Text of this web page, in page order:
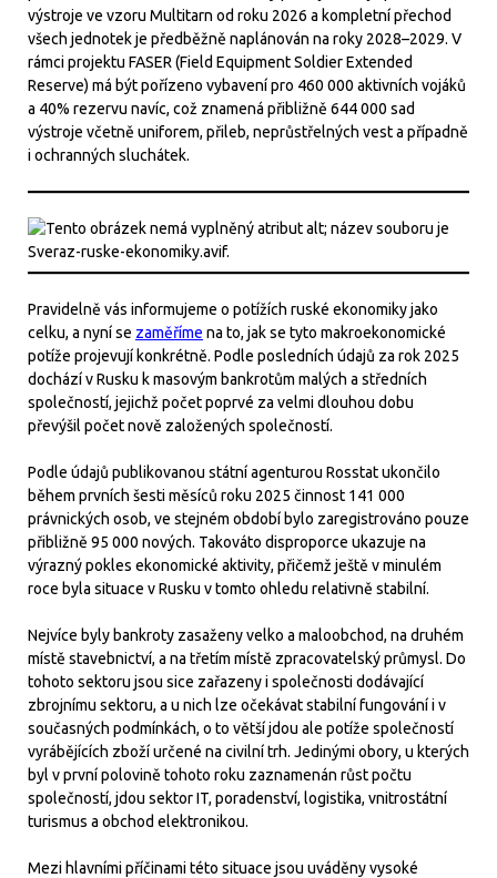
výstroje ve vzoru Multitarn od roku 2026 a kompletní přechod
všech jednotek je předběžně naplánován na roky 2028–2029. V
rámci projektu FASER (Field Equipment Soldier Extended
Reserve) má být pořízeno vybavení pro 460 000 aktivních vojáků
a 40% rezervu navíc, což znamená přibližně 644 000 sad
výstroje včetně uniforem, přileb, neprůstřelných vest a případně
i ochranných sluchátek.
Pravidelně vás informujeme o potížích ruské ekonomiky jako
celku, a nyní se zaměříme na to, jak se tyto makroekonomické
potíže projevují konkrétně. Podle posledních údajů za rok 2025
dochází v Rusku k masovým bankrotům malých a středních
společností, jejichž počet poprvé za velmi dlouhou dobu
převýšil počet nově založených společností.
Podle údajů publikovanou státní agenturou Rosstat ukončilo
během prvních šesti měsíců roku 2025 činnost 141 000
právnických osob, ve stejném období bylo zaregistrováno pouze
přibližně 95 000 nových. Takováto disproporce ukazuje na
výrazný pokles ekonomické aktivity, přičemž ještě v minulém
roce byla situace v Rusku v tomto ohledu relativně stabilní.
Nejvíce byly bankroty zasaženy velko a maloobchod, na druhém
místě stavebnictví, a na třetím místě zpracovatelský průmysl. Do
tohoto sektoru jsou sice zařazeny i společnosti dodávající
zbrojnímu sektoru, a u nich lze očekávat stabilní fungování i v
současných podmínkách, o to větší jdou ale potíže společností
vyrábějících zboží určené na civilní trh. Jedinými obory, u kterých
byl v první polovině tohoto roku zaznamenán růst počtu
společností, jdou sektor IT, poradenství, logistika, vnitrostátní
turismus a obchod elektronikou.
Mezi hlavními příčinami této situace jsou uváděny vysoké